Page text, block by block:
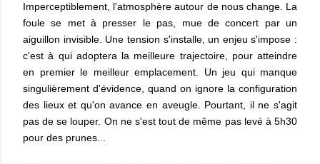
Imperceptiblement, l'atmosphère autour de nous change. La
foule se met à presser le pas, mue de concert par un
aiguillon invisible. Une tension s'installe, un enjeu s'impose :
c'est à qui adoptera la meilleure trajectoire, pour atteindre
en premier le meilleur emplacement. Un jeu qui manque
singulièrement d'évidence, quand on ignore la configuration
des lieux et qu'on avance en aveugle. Pourtant, il ne s'agit
pas de se louper. On ne s'est tout de même pas levé à 5h30
pour des prunes...